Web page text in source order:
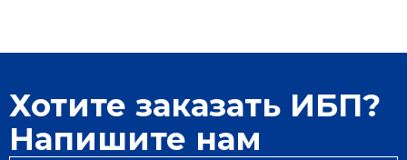
Хотите заказать ИБП?
Напишите нам